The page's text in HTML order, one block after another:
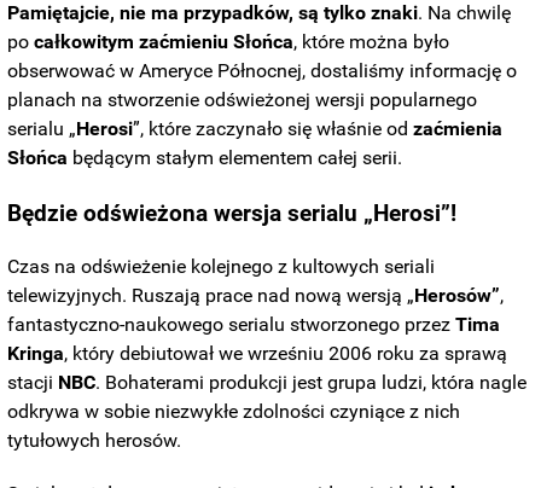
Pamiętajcie, nie ma przypadków, są tylko znaki. Na chwilę
pocałkowitym zaćmieniu Słońca, które można było
obserwować w Ameryce Północnej, dostaliśmy informację o
planach na stworzenie odświeżonej wersji popularnego
serialu „Herosi”, które zaczynało się właśnie odzaćmienia
Słońca będącym stałym elementem całej serii.
Będzie odświeżona wersja serialu „ Herosi”!
Czas na odświeżenie kolejnego z kultowych seriali
telewizyjnych. Ruszają prace nad nową wersją „Herosów”,
fantastyczno-naukowego serialu stworzonego przezTima
Kringa, który debiutował we wrześniu 2006 roku za sprawą
stacji NBC. Bohaterami produkcji jest grupa ludzi, która nagle
odkrywa w sobie niezwykłe zdolności czyniące z nich
tytułowych herosów.